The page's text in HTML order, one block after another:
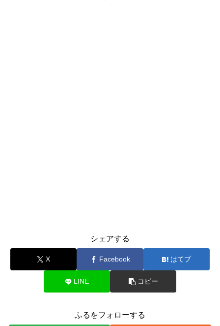
シェアする
X Facebook はてブ
LINE コピー
ふるをフォローする